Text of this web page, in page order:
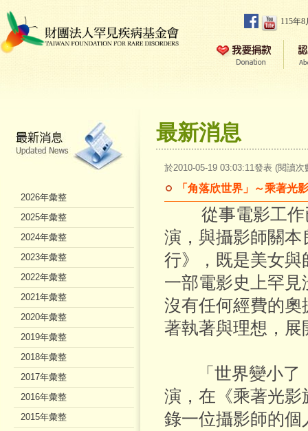
115年
最新消息
於2010-05-19 03:03:11發表 (閱讀次
「角落欣世界」～乘著光
從事電影工作
演，與攝影師關
行》，既是美女
一部電影史上罕
沒有任何經費的
著執著與理想，
「世界變小了
演，在《乘著光
錄一位攝影師的
2026年彙整
2025年彙整
2024年彙整
2023年彙整
2022年彙整
2021年彙整
2020年彙整
2019年彙整
2018年彙整
2017年彙整
2016年彙整
2015年彙整